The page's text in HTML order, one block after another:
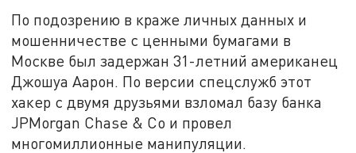
По подозрению в краже личных данных и
мошенничестве с ценными бумагами в
Москве был задержан 31-летний американец
Джошуа Аарон. По версии спецслужб этот
хакер с двумя друзьями взломал базу банка
JPMorgan Chase & Co и провел
многомиллионные манипуляции.